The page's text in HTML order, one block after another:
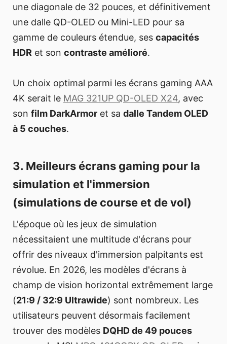
une diagonale de 32 pouces, et définitivement
une dalle QD-OLED ou Mini-LED pour sa
gamme de couleurs étendue, ses capacités
HDR et son contraste amélioré.
Un choix optimal parmi les écrans gaming AAA
4K serait le MAG 321UP QD-OLED X24, avec
son film DarkArmor et sa dalle Tandem OLED
à 5 couches.
3. Meilleurs écrans gaming pour la
simulation et l'immersion
(simulations de course et de vol)
L'époque où les jeux de simulation
nécessitaient une multitude d'écrans pour
offrir des niveaux d'immersion palpitants est
révolue. En 2026, les modèles d'écrans à
champ de vision horizontal extrêmement large
(21:9 / 32:9 Ultrawide) sont nombreux. Les
utilisateurs peuvent désormais facilement
trouver des modèles DQHD de 49 pouces